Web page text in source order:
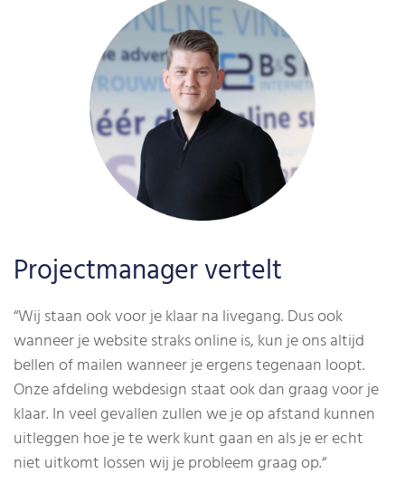
Projectmanager vertelt
“Wij staan ook voor je klaar na livegang. Dus ook
wanneer je website straks online is, kun je ons altijd
bellen of mailen wanneer je ergens tegenaan loopt.
Onze afdeling webdesign staat ook dan graag voor je
klaar. In veel gevallen zullen we je op afstand kunnen
uitleggen hoe je te werk kunt gaan en als je er echt
niet uitkomt lossen wij je probleem graag op.“